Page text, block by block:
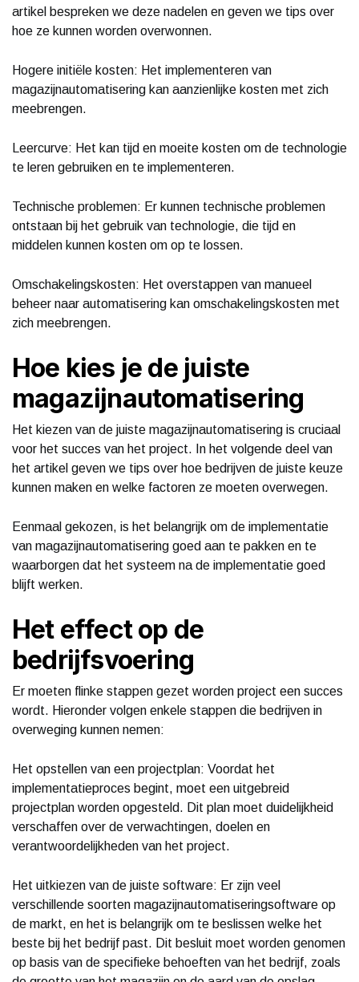
artikel bespreken we deze nadelen en geven we tips over
hoe ze kunnen worden overwonnen.
Hogere initiële kosten: Het implementeren van
magazijnautomatisering kan aanzienlijke kosten met zich
meebrengen.
Leercurve: Het kan tijd en moeite kosten om de technologie
te leren gebruiken en te implementeren.
Technische problemen: Er kunnen technische problemen
ontstaan bij het gebruik van technologie, die tijd en
middelen kunnen kosten om op te lossen.
Omschakelingskosten: Het overstappen van manueel
beheer naar automatisering kan omschakelingskosten met
zich meebrengen.
Hoe kies je de juiste
magazijnautomatisering
Het kiezen van de juiste magazijnautomatisering is cruciaal
voor het succes van het project. In het volgende deel van
het artikel geven we tips over hoe bedrijven de juiste keuze
kunnen maken en welke factoren ze moeten overwegen.
Eenmaal gekozen, is het belangrijk om de implementatie
van magazijnautomatisering goed aan te pakken en te
waarborgen dat het systeem na de implementatie goed
blijft werken.
Het effect op de
bedrijfsvoering
Er moeten flinke stappen gezet worden project een succes
wordt. Hieronder volgen enkele stappen die bedrijven in
overweging kunnen nemen:
Het opstellen van een projectplan: Voordat het
implementatieproces begint, moet een uitgebreid
projectplan worden opgesteld. Dit plan moet duidelijkheid
verschaffen over de verwachtingen, doelen en
verantwoordelijkheden van het project.
Het uitkiezen van de juiste software: Er zijn veel
verschillende soorten magazijnautomatiseringsoftware op
de markt, en het is belangrijk om te beslissen welke het
beste bij het bedrijf past. Dit besluit moet worden genomen
op basis van de specifieke behoeften van het bedrijf, zoals